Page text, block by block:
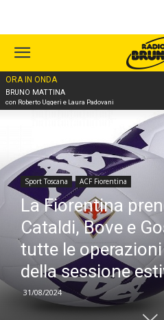
ORA IN ONDA
BRUNO MATTINA
con Roberto Uggeri e Laura Padovani
Home
Sport Toscana ACF Fiorentina
La Fiorentina
Cataldi, Bove e
tutte le
della sessione
31/08/2024